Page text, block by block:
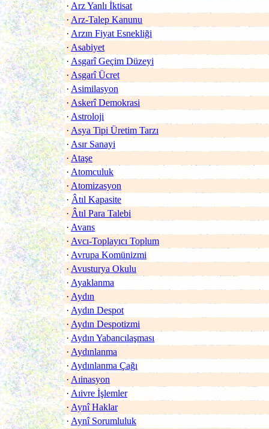
· Arz Yanlı İktisat
· Arz-Talep Kanunu
· Arzın Fiyat Esnekliği
· Asabiyet
· Asgarî Geçim Düzeyi
· Asgarî Ücret
· Asimilasyon
· Askerî Demokrasi
· Astroloji
· Asya Tipi Üretim Tarzı
· Asır Sanayi
· Ataşe
· Atomculuk
· Atomizasyon
· Âtıl Kapasite
· Âtıl Para Talebi
· Avans
· Avcı-Toplayıcı Toplum
· Avrupa Komünizmi
· Avusturya Okulu
· Ayaklanma
· Aydın
· Aydın Despot
· Aydın Despotizmi
· Aydın Yabancılaşması
· Aydınlanma
· Aydınlanma Çağı
· Aıinasyon
· Aıivre İşlemler
· Aynî Haklar
· Aynî Sorumluluk